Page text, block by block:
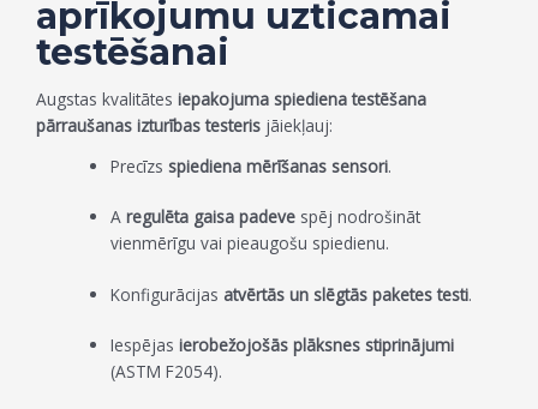
aprīkojumu uzticamai
testēšanai
Augstas kvalitātes iepakojuma spiediena testēšana
pārraušanas izturības testeris jāiekļauj:
Precīzs spiediena mērīšanas sensori.
A regulēta gaisa padevespēj nodrošināt
vienmērīgu vai pieaugošu spiedienu.
Konfigurācijas atvērtās un slēgtās paketes testi.
Iespējas ierobežojošās plāksnes stiprinājumi
(ASTM F2054).